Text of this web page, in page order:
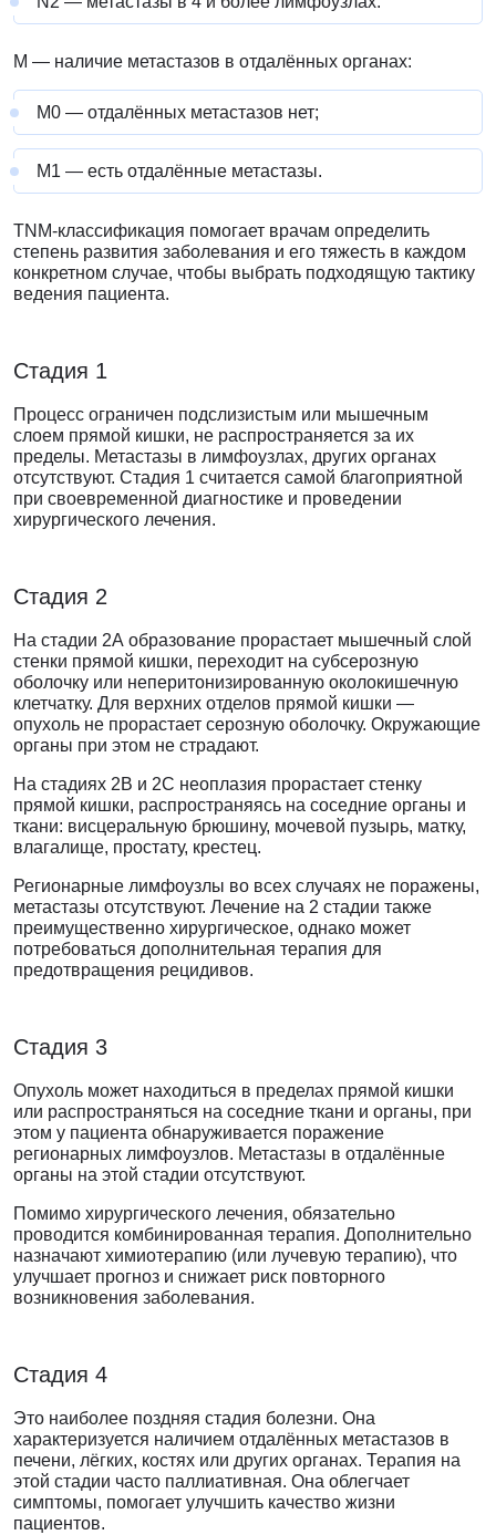
M — наличие метастазов в отдалённых органах:
М0 — отдалённых метастазов нет;
М1 — есть отдалённые метастазы.
TNM-классификация помогает врачам определить
степень развития заболевания и его тяжесть в каждом
конкретном случае, чтобы выбрать подходящую тактику
ведения пациента.
Стадия 1
Процесс ограничен подслизистым или мышечным
слоем прямой кишки, не распространяется за их
пределы. Метастазы в лимфоузлах, других органах
отсутствуют. Стадия 1 считается самой благоприятной
при своевременной диагностике и проведении
хирургического лечения.
Стадия 2
На стадии 2А образование прорастает мышечный слой
стенки прямой кишки, переходит на субсерозную
оболочку или неперитонизированную околокишечную
клетчатку. Для верхних отделов прямой кишки —
опухоль не прорастает серозную оболочку. Окружающие
органы при этом не страдают.
На стадиях 2B и 2С неоплазия прорастает стенку
прямой кишки, распространяясь на соседние органы и
ткани: висцеральную брюшину, мочевой пузырь, матку,
влагалище, простату, крестец.
Регионарные лимфоузлы во всех случаях не поражены,
метастазы отсутствуют. Лечение на 2 стадии также
преимущественно хирургическое, однако может
потребоваться дополнительная терапия для
предотвращения рецидивов.
Стадия 3
Опухоль может находиться в пределах прямой кишки
или распространяться на соседние ткани и органы, при
этом у пациента обнаруживается поражение
регионарных лимфоузлов. Метастазы в отдалённые
органы на этой стадии отсутствуют.
Помимо хирургического лечения, обязательно
проводится комбинированная терапия. Дополнительно
назначают химиотерапию (или лучевую терапию), что
улучшает прогноз и снижает риск повторного
возникновения заболевания.
Стадия 4
Это наиболее поздняя стадия болезни. Она
характеризуется наличием отдалённых метастазов в
печени, лёгких, костях или других органах. Терапия на
этой стадии часто паллиативная. Она облегчает
симптомы, помогает улучшить качество жизни
пациентов.